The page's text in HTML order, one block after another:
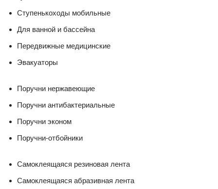
Ступенькоходы мобильные
Для ванной и бассейна
Передвижные медицинские
Эвакуаторы
Поручни нержавеющие
Поручни антибактериальные
Поручни эконом
Поручни-отбойники
Самоклеящаяся резиновая лента
Самоклеящаяся абразивная лента